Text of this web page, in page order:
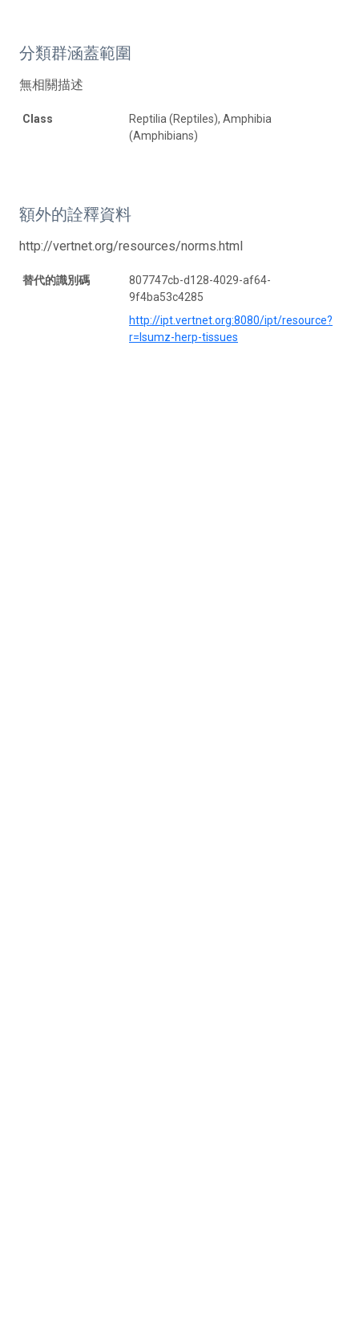
分類群涵蓋範圍
無相關描述
Class
Reptilia (Reptiles), Amphibia
(Amphibians)
額外的詮釋資料
http://vertnet.org/resources/norms.html
替代的識別碼
807747cb-d128-4029-af64-
9f4ba53c4285
http://ipt.vertnet.org:8080/ipt/resource?
r=lsumz-herp-tissues